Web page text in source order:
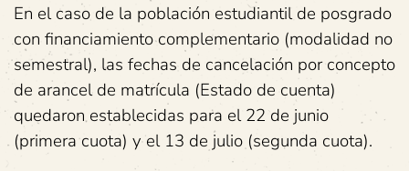
En el caso de la población estudiantil de posgrado
con financiamiento complementario (modalidad no
semestral), las fechas de cancelación por concepto
de arancel de matrícula (Estado de cuenta)
quedaron establecidas para el 22 de junio
(primera cuota) y el 13 de julio (segunda cuota).